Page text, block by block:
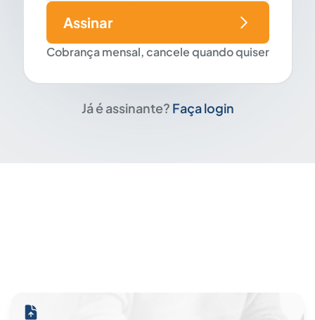
Cobrança mensal, cancele quando quiser
Assinar
Já é assinante? Faça login